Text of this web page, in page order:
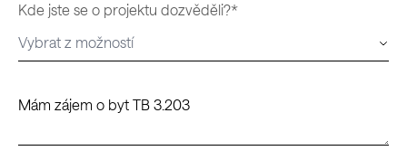
Kde jste se o projektu dozvěděli?*